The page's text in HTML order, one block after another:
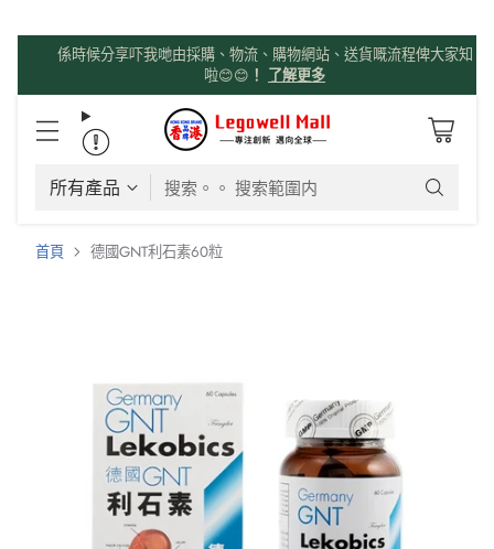
係時候分享吓我哋由採購、物流、購物網站、送貨嘅流程俾大家知
啦😊😊 ！ 了解更多
搜索。。 搜索範圍内
首頁 德國GNT利石素60粒